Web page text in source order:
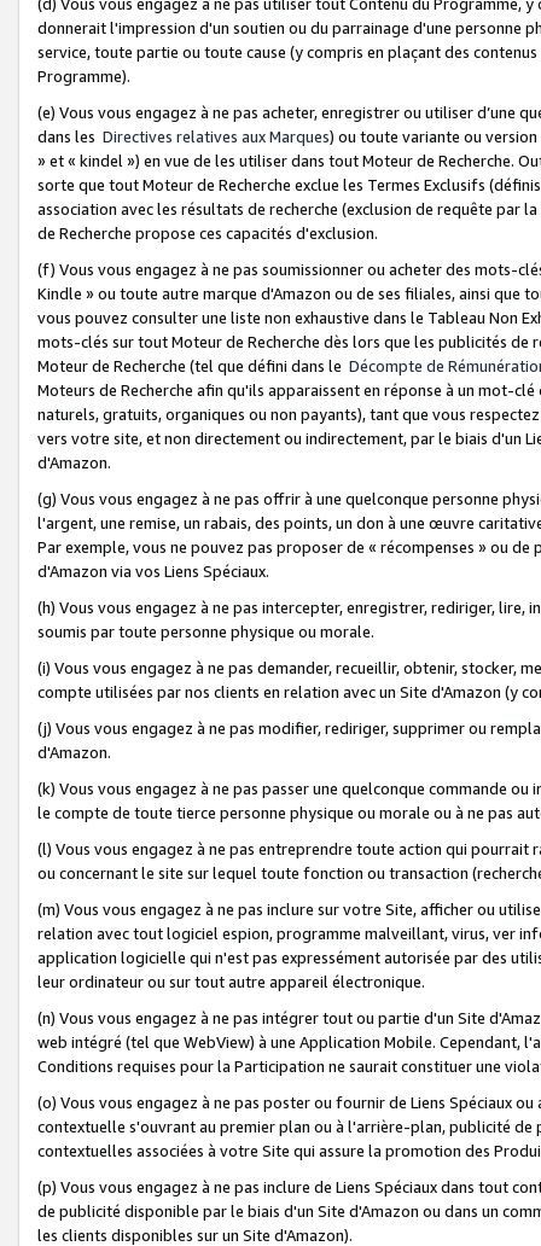
donnerait l'impression d'un soutien ou du parrainage d'une personne
service, toute partie ou toute cause (y compris en plaçant des
Programme).
(e) Vous vous engagez à ne pas acheter, enregistrer ou utiliser d’une
dans les Directives relatives aux Marques) ou toute variante ou
» et « kindel ») en vue de les utiliser dans tout Moteur de Recherche.
sorte que tout Moteur de Recherche exclue les Termes Exclusifs
association avec les résultats de recherche (exclusion de requête
de Recherche propose ces capacités d'exclusion.
(f) Vous vous engagez à ne pas soumissionner ou acheter des mots-
Kindle » ou toute autre marque d'Amazon ou de ses filiales, ainsi que
vous pouvez consulter une liste non exhaustive dans le Tableau Non
mots-clés sur tout Moteur de Recherche dès lors que les publicités de
Moteur de Recherche (tel que défini dans le Décompte de
Moteurs de Recherche afin qu'ils apparaissent en réponse à un mot-
naturels, gratuits, organiques ou non payants), tant que vous
vers votre site, et non directement ou indirectement, par le biais d'un
d'Amazon.
(g) Vous vous engagez à ne pas offrir à une quelconque personne
l'argent, une remise, un rabais, des points, un don à une œuvre
Par exemple, vous ne pouvez pas proposer de « récompenses » ou
d'Amazon via vos Liens Spéciaux.
(h) Vous vous engagez à ne pas intercepter, enregistrer, rediriger,
soumis par toute personne physique ou morale.
(i) Vous vous engagez à ne pas demander, recueillir, obtenir, stocker,
compte utilisées par nos clients en relation avec un Site d'Amazon (y
(j) Vous vous engagez à ne pas modifier, rediriger, supprimer ou
d'Amazon.
(k) Vous vous engagez à ne pas passer une quelconque commande
le compte de toute tierce personne physique ou morale ou à ne pas
(l) Vous vous engagez à ne pas entreprendre toute action qui
ou concernant le site sur lequel toute fonction ou transaction
(m) Vous vous engagez à ne pas inclure sur votre Site, afficher ou
relation avec tout logiciel espion, programme malveillant, virus, ver
application logicielle qui n'est pas expressément autorisée par des
leur ordinateur ou sur tout autre appareil électronique.
(n) Vous vous engagez à ne pas intégrer tout ou partie d'un Site
web intégré (tel que WebView) à une Application Mobile. Cependant,
Conditions requises pour la Participation ne saurait constituer une
(o) Vous vous engagez à ne pas poster ou fournir de Liens Spéciaux
contextuelle s'ouvrant au premier plan ou à l'arrière-plan, publicité
contextuelles associées à votre Site qui assure la promotion des
(p) Vous vous engagez à ne pas inclure de Liens Spéciaux dans tout
de publicité disponible par le biais d'un Site d'Amazon ou dans un
les clients disponibles sur un Site d'Amazon).